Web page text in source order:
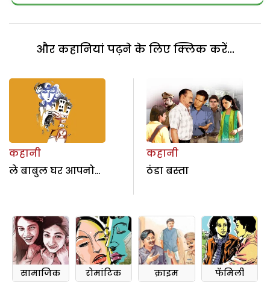
और कहानियां पढ़ने के लिए क्लिक करें...
कहानी
ले बाबुल घर आपनो…
कहानी
ठंडा बस्ता
सामाजिक रोमांटिक क्राइम फॅमिली